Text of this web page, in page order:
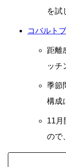
を試
コバルト
距離
ッチ
季節
構成
11月
ので